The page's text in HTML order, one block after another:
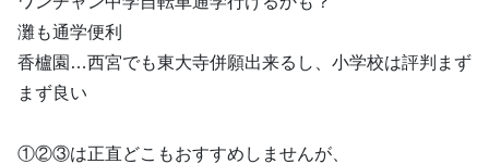
灘も通学便利
香櫨園…西宮でも東大寺併願出来るし、小学校は評判まず
まず良い
①②③は正直どこもおすすめしませんが、